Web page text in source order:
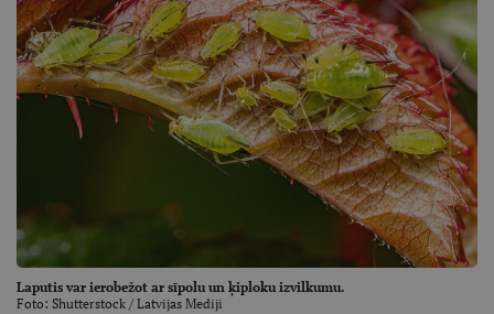
Laputis var ierobežot ar sīpolu un ķiploku izvilkumu.
Foto: Shutterstock / Latvijas Mediji